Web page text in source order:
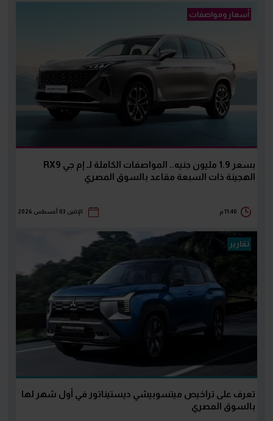
أسعار ومواصفات
بسعر 1.9 مليون جنيه.. المواصفات الكاملة لـ إم جي RX9
الهجينة ذات السبعة مقاعد بالسوق المصري
11:40 م الإثنين 03 أغسطس 2026
تقارير
تعرف على تراخيص ميتسوبيشي ديستيناتور في أول شهر لها
بالسوق المصري